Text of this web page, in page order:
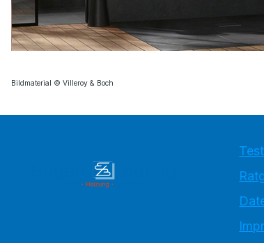
Bildmaterial © Villeroy & Boch